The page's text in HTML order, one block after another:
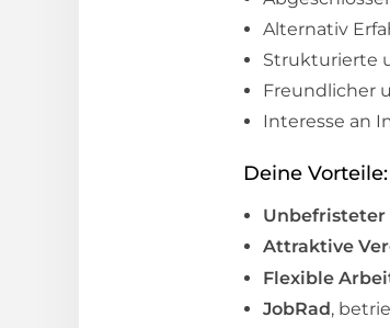
Alternativ
Strukturierte
Freundlicher
Interesse an
Deine Vorteile:
Attraktive
Flexible
JobRad,